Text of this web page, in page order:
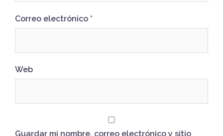
Correo electrónico *
Web
Guardar mi nombre, correo electrónico y sitio